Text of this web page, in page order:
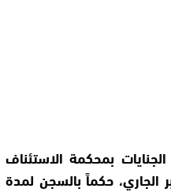
بمحكمة الاستئناف
أمس الاثنين 17 نونبر الجاري، حكماً بالسجن لمدة